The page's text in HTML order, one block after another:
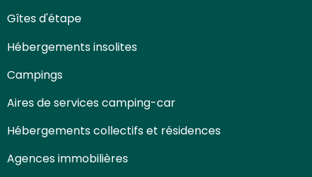
Gîtes d'étape
Hébergements insolites
Campings
Aires de services camping-car
Hébergements collectifs et résidences
Agences immobilières